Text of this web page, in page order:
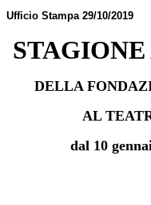
Ufficio Stampa 29/10/2019
DELLA
AL
dal 10